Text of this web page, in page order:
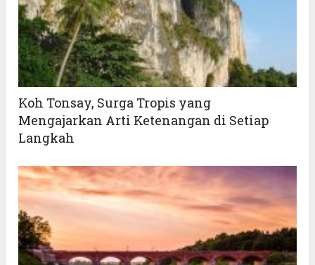
Koh Tonsay, Surga Tropis yang
Mengajarkan Arti Ketenangan di Setiap
Langkah